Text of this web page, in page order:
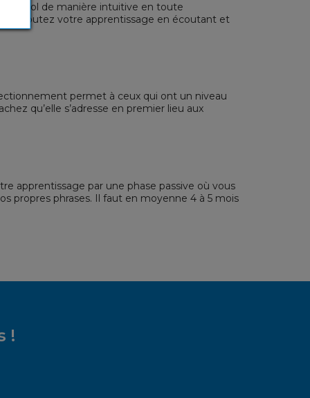
de manière intuitive en toute
débutez votre apprentissage en écoutant et
permet à ceux qui ont un niveau
qu’elle s’adresse en premier lieu aux
apprentissage par une phase passive où vous
propres phrases. Il faut en moyenne 4 à 5 mois
!